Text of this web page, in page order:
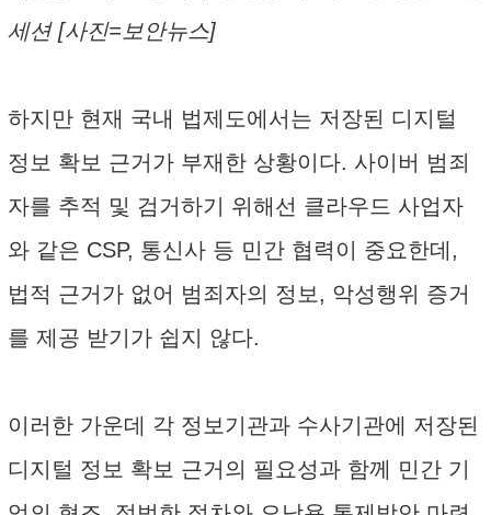
세션 [사진=보안뉴스]
하지만 현재 국내 법제도에서는 저장된 디지털
정보 확보 근거가 부재한 상황이다. 사이버 범죄
자를 추적 및 검거하기 위해선 클라우드 사업자
와 같은 CSP, 통신사 등 민간 협력이 중요한데,
법적 근거가 없어 범죄자의 정보, 악성행위 증거
를 제공 받기가 쉽지 않다.
이러한 가운데 각 정보기관과 수사기관에 저장된
디지털 정보 확보 근거의 필요성과 함께 민간 기